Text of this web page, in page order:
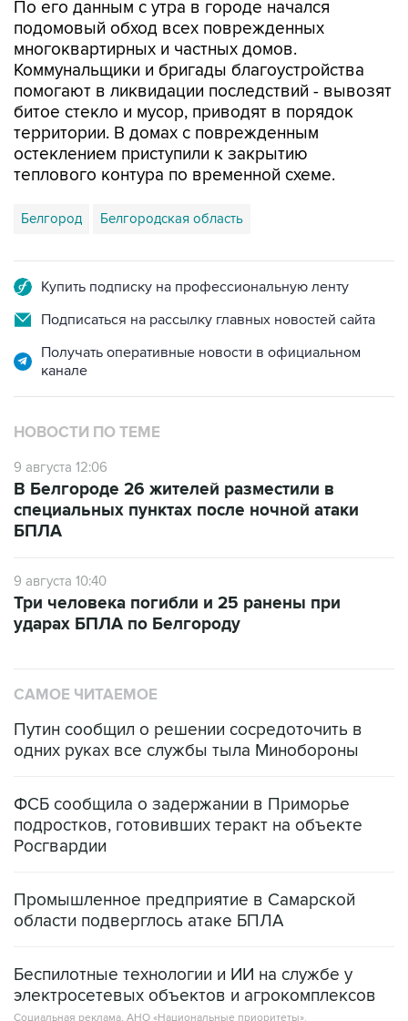
многоквартирных и частных домов.
Коммунальщики и бригады благоустройства
помогают в ликвидации последствий - вывозят
битое стекло и мусор, приводят в порядок
территории. В домах с поврежденным
остеклением приступили к закрытию
теплового контура по временной схеме.
Белгород Белгородская область
Подписаться на рассылку главных новостей сайта
Получать оперативные новости в официальном
НОВОСТИ ПО ТЕМЕ
9 августа 12:06
специальных пунктах после ночной атаки
БПЛА
ударах БПЛА по Белгороду
Путин сообщил о решении сосредоточить в
ФСБ сообщила о задержании в Приморье
Росгвардии
Промышленное предприятие в Самарской
Беспилотные технологии и ИИ на службе у
Социальная реклама, АНО «Национальные приоритеты».
ИНН 7725383515 Erid: F7NfYUJCUneVdwcydK6A